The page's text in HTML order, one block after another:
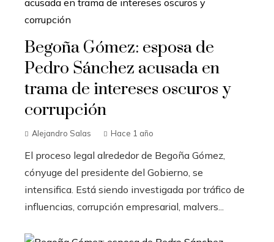
Begoña Gómez: esposa de
Pedro Sánchez acusada en
trama de intereses oscuros y
corrupción
Alejandro Salas Hace 1 año
El proceso legal alrededor de Begoña Gómez,
cónyuge del presidente del Gobierno, se
intensifica. Está siendo investigada por tráfico de
influencias, corrupción empresarial, malvers...